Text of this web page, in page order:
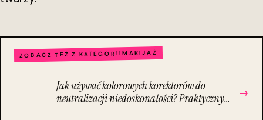
ZOBACZ TEŻ Z KATEGORIIMAKIJAŻ
Jak używać kolorowych korektorów do
neutralizacji niedoskonałości? Praktyczny
poradnik krok po kroku
→